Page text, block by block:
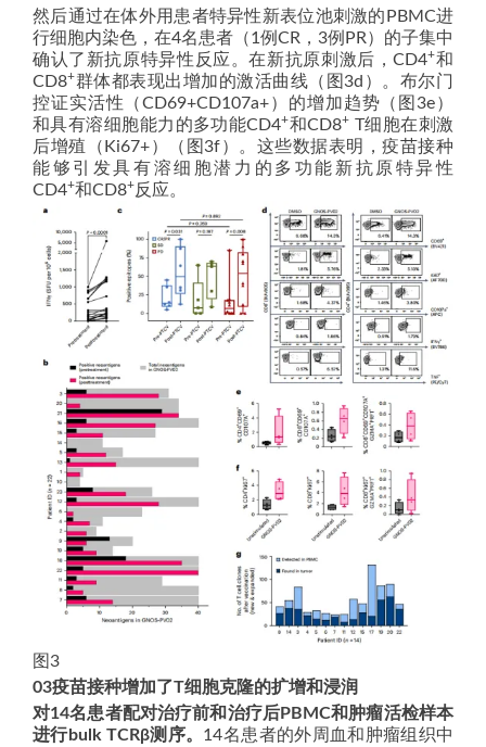
然后通过在体外用患者特异性新表位池刺激的PBMC进
行细胞内染色，在4名患者（1例CR，3例PR）的子集中
确认了新抗原特异性反应。在新抗原刺激后，CD4+和
CD8+群体都表现出增加的激活曲线（图3d）。布尔门
控证实活性（CD69+CD107a+）的增加趋势（图3e）
和具有溶细胞能力的多功能CD4+和CD8+ T细胞在刺激
后增殖（Ki67+）（图3f）。这些数据表明，疫苗接种
能够引发具有溶细胞潜力的多功能新抗原特异性
CD4+和CD8+反应。
图3
03疫苗接种增加了T细胞克隆的扩增和浸润
对14名患者配对治疗前和治疗后PBMC和肿瘤活检样本
进行bulk TCRβ测序。 14名患者的外周血和肿瘤组织中